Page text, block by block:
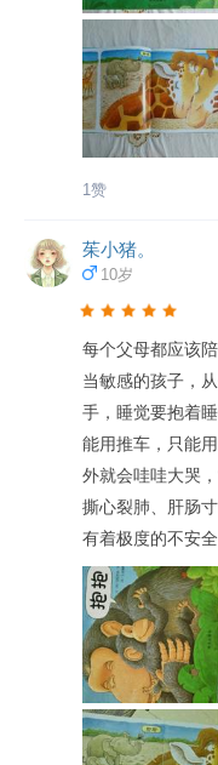
体味陪伴的幸福！
1赞
茱小猪。
10岁
每个父母都应该陪孩子读的
当敏感的孩子，
手，睡觉要抱着
能用推车，只能
外就会哇哇大哭
撕心裂肺、肝肠
有着极度的不安全感。 我常常被煊哥这种不安
几度抑郁的地步
无私的爱与无条
足煊哥这种让我
伴着他，相信我
盔甲。 而我对付煊哥这种不安全感的一大法宝是亲子阅读
——每天晚上抱着
叫《抱抱》的绘